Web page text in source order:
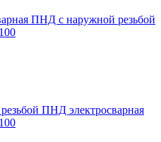
ПНД электросварная